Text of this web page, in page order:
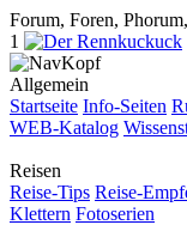
Forum, Foren,
1
Allgemein
Startseite Info-Seiten
WEB-Katalog
Reisen
Reise-Tips Reise-
Klettern Fotoserien